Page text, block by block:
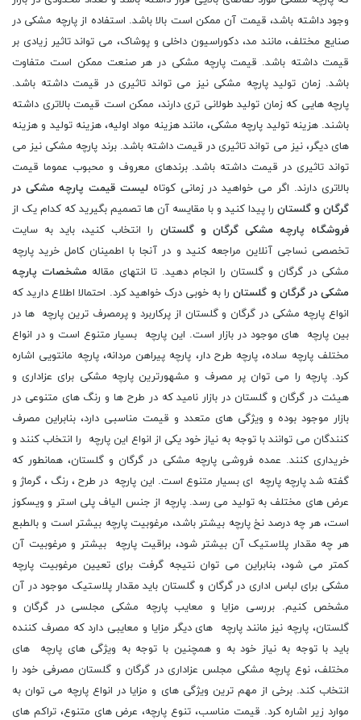
وجود داشته باشد، قیمت آن ممکن است بالا باشد. استفاده از پارچه مشکی در
صنایع مختلف، مانند مد، دکوراسیون داخلی و پوشاک، می تواند تاثیر زیادی بر
قیمت داشته باشد. قیمت پارچه مشکی در هر صنعت ممکن است متفاوت
باشد. زمان تولید پارچه مشکی نیز می تواند تاثیری در قیمت داشته باشد.
پارچه هایی که زمان تولید طولانی تری دارند، ممکن است قیمت بالاتری داشته
باشند. هزینه تولید پارچه مشکی، مانند هزینه مواد اولیه، هزینه تولید و هزینه
های دیگر، نیز می تواند تاثیری در قیمت داشته باشد. برند پارچه مشکی نیز می
تواند تاثیری در قیمت داشته باشد. برندهای معروف و محبوب عموما قیمت
بالاتری دارند. اگر می خواهید در زمانی کوتاهلیست قیمت پارچه مشکی در
گرگان و گلستان را پیدا کنید و با مقایسه آن ها تصمیم بگیرید که کدام یک از
فروشگاه پارچه مشکی گرگان و گلستان را انتخاب کنید، باید به سایت
تخصصی نساجی آنلاین مراجعه کنید و در آنجا با اطمینان کامل خرید پارچه
مشکی در گرگان و گلستان را انجام دهید. تا انتهای مقاله مشخصات پارچه
مشکی در گرگان و گلستان را به خوبی درک خواهید کرد. احتمالا اطلاع دارید که
انواع پارچه مشکی در گرگان و گلستان از پرکاربرد و پرمصرف ترین پارچه ها در
بین پارچه های موجود در بازار است. این پارچه بسیار متنوع است و در انواع
مختلف پارچه ساده، پارچه طرح دار، پارچه پیراهن مردانه، پارچه مانتویی اشاره
کرد. پارچه را می توان پر مصرف و مشهورترین پارچه مشکی برای عزاداری و
هیئت در گرگان و گلستان در بازار نامید که در طرح ها و رنگ های متنوعی در
بازار موجود بوده و ویژگی های متعدد و قیمت مناسبی دارد، بنابراین مصرف
کنندگان می توانند با توجه به نیاز خود یکی از انواع این پارچه را انتخاب کنند و
خریداری کنند. عمده فروشی پارچه مشکی در گرگان و گلستان، همانطور که
گفته شد پارچه پارچه ای بسیار متنوع است. این پارچه در طرح ، رنگ ، گرماژ و
عرض های مختلف به تولید می رسد. پارچه از جنس الیاف پلی استر و ویسکوز
است، هر چه درصد نخ پارچه بیشتر باشد، مرغوبیت پارچه بیشتر است و بالطبع
هر چه مقدار پلاستیک آن بیشتر شود، براقیت پارچه بیشتر و مرغوبیت آن
کمتر می شود، بنابراین می توان نتیجه گرفت برای تعیین مرغوبیت پارچه
مشکی برای لباس اداری در گرگان و گلستان باید مقدار پلاستیک موجود در آن
مشخص کنیم. بررسی مزایا و معایب پارچه مشکی مجلسی در گرگان و
گلستان، پارچه نیز مانند پارچه های دیگر مزایا و معایبی دارد که مصرف کننده
باید با توجه به نیاز خود به و همچنین با توجه به ویژگی های پارچه های
مختلف، نوع پارچه مشکی مجلس عزاداری در گرگان و گلستان مصرفی خود را
انتخاب کند. برخی از مهم ترین ویژگی های و مزایا در انواع پارچه می توان به
موارد زیر اشاره کرد. قیمت مناسب، تنوع پارچه، عرض های متنوع، تراکم های